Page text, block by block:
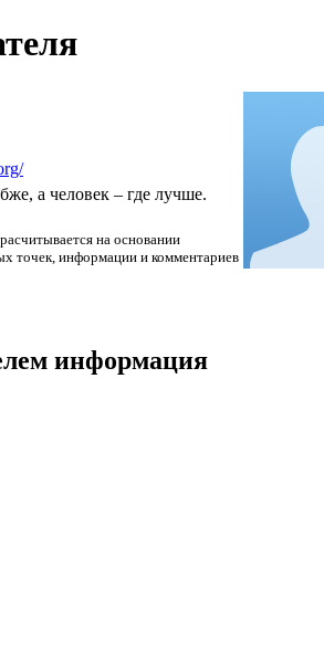
а человек – где лучше.
на основании
точек, информации и комментариев
информация